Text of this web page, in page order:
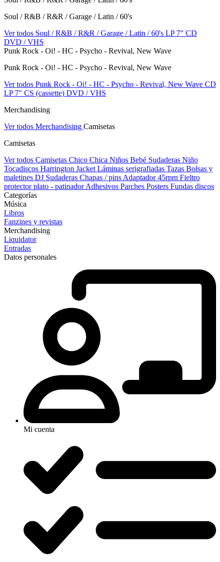
Soul / R&B / R&R / Garage / Latin / 60's
Ver todos Soul / R&B / R&R / Garage / Latin / 60's LP 7" CD
DVD / VHS
Punk Rock - Oi! - HC - Psycho - Revival, New Wave
Punk Rock - Oi! - HC - Psycho - Revival, New Wave
Ver todos Punk Rock - Oi! - HC - Psycho - Revival, New Wave CD
LP 7" CS (cassette) DVD / VHS
Merchandising
Ver todos Merchandising Camisetas
Camisetas
Ver todos Camisetas Chico Chica Niños Bebé Sudaderas Niño
Tocadiscos Harrington Jacket Láminas serigrafiadas Tazas Bolsas y
maletines DJ Sudaderas Chapas / pins Adaptador 45rpm Fieltro
protector plato - patinadorAdhesivos Parches Posters Fundas discos
Categorías
Música
Libros
Fanzines y revistas
Merchandising
Liquidator
Entradas
Datos personales
Mi cuenta